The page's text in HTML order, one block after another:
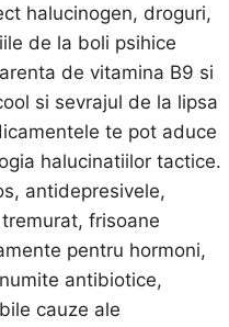
halucinogen, droguri,
de la boli psihice
de vitamina B9 si
si sevrajul de la lipsa
te pot aduce
halucinatiilor tactice.
antidepresivele,
frisoane
pentru hormoni,
antibiotice,
cauze ale